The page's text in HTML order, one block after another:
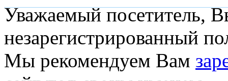
Уважаемый посетитель,
незарегистрированный
Мы рекомендуем Вам